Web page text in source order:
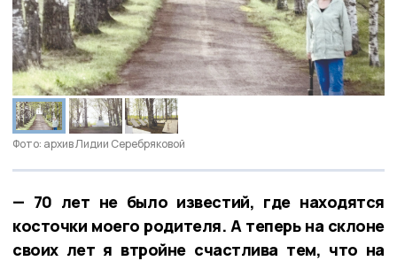
Фото: архив Лидии Серебряковой
— 70 лет не было известий, где находятся
косточки моего родителя. А теперь на склоне
своих лет я втройне счастлива тем, что на